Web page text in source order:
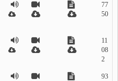
77
50
11
08
2
93